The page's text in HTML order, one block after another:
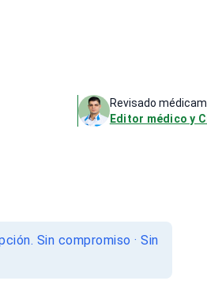
Revisado
Editor médico y
Sin compromiso · Sin